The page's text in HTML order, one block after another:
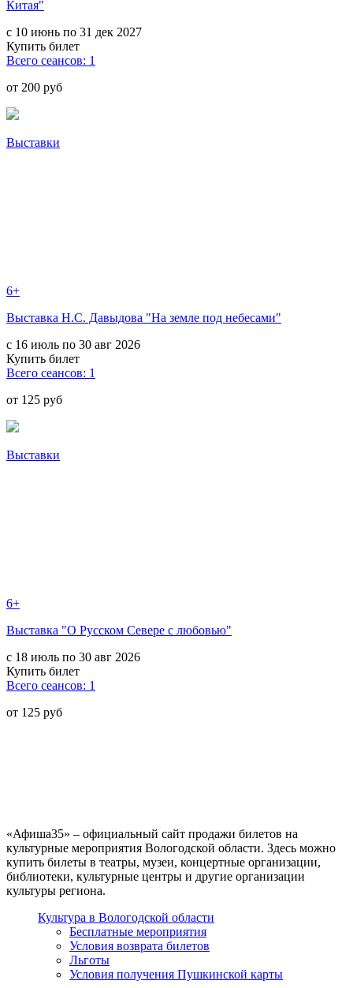
Китая"
с 10 июнь по 31 дек 2027
Купить билет
Всего сеансов: 1
от 200 руб
Выставки
6+
Выставка Н.С. Давыдова "На земле под небесами"
с 16 июль по 30 авг 2026
Купить билет
Всего сеансов: 1
от 125 руб
Выставки
6+
Выставка "О Русском Севере с любовью"
с 18 июль по 30 авг 2026
Купить билет
Всего сеансов: 1
от 125 руб
«Афиша35» – официальный сайт продажи билетов на
культурные мероприятия Вологодской области. Здесь можно
купить билеты в театры, музеи, концертные организации,
библиотеки, культурные центры и другие организации
культуры региона.
Культура в Вологодской области
Бесплатные мероприятия
Условия возврата билетов
Льготы
Условия получения Пушкинской карты